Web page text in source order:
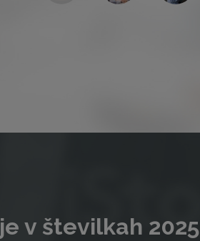
v številkah 2025